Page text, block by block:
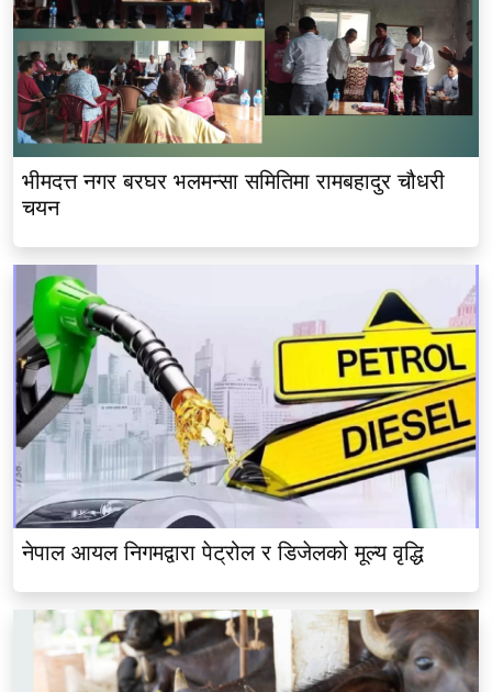
भीमदत्त नगर बरघर भलमन्सा समितिमा रामबहादुर चौधरी
चयन
नेपाल आयल निगमद्वारा पेट्रोल र डिजेलको मूल्य वृद्धि